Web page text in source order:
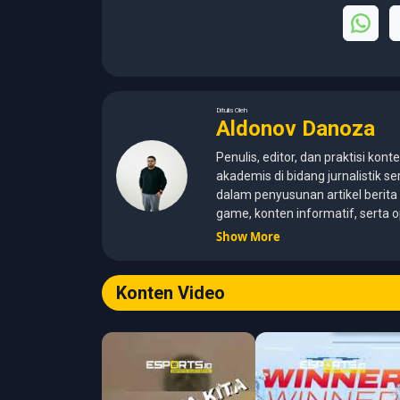
Ditulis Oleh
Aldonov Danoza
Penulis, editor, dan praktisi
akademis di bidang jurnalistik
dalam penyusunan artikel
game, konten informatif, serta
untuk audiens media digital.
profesional. Berfokus pada
analisis strategi gameplay,
menyajikan liputan esports
pembaca. Berbagai topik yang
Show More
Konten Video